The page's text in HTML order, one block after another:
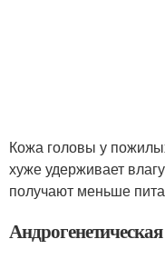
Кожа головы у
хуже удерживает
получают меньше